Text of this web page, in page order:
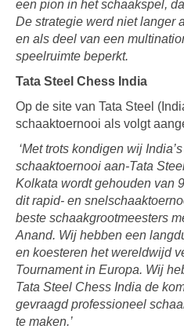
een pion in het schaakspel,
De strategie werd niet langer
en als deel van een
speelruimte beperkt.
Tata Steel Chess India
Op de site van Tata Steel
schaaktoernooi als volgt
‘Met trots kondigen wij
schaaktoernooi aan-Tata
Kolkata wordt gehouden van
dit rapid- en
beste schaakgrootmeesters
Anand. Wij hebben een
en koesteren het wereldwijd
Tournament in Europa. Wij
Tata Steel Chess India de
gevraagd professioneel
te maken.’